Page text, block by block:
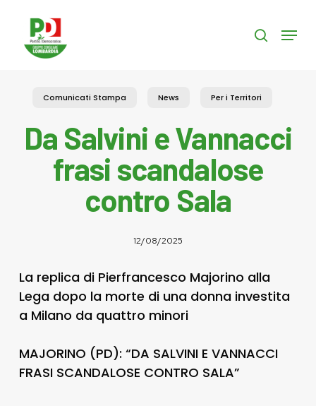
content
search
Menu
Comunicati Stampa News Per i Territori
Da Salvini e Vannacci
frasi scandalose
contro Sala
12/08/2025
La replica di Pierfrancesco Majorino alla
Lega dopo la morte di una donna investita
a Milano da quattro minori
MAJORINO (PD): “DA SALVINI E VANNACCI
FRASI SCANDALOSE CONTRO SALA”